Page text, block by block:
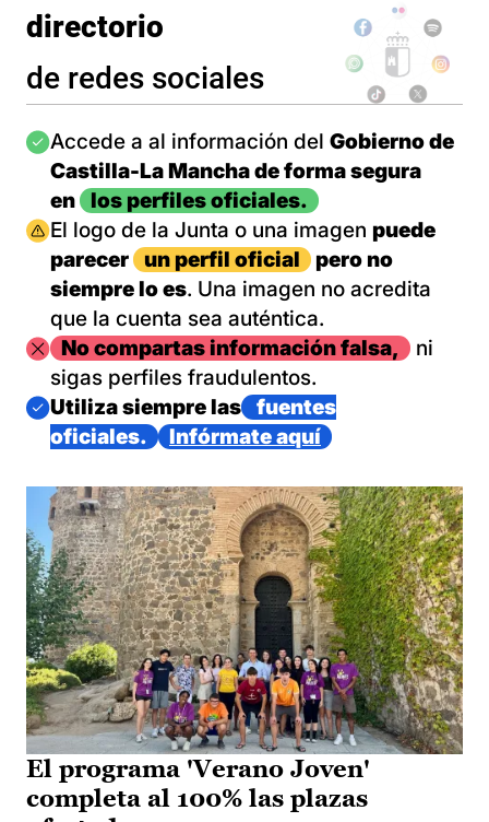
directorio
de redes sociales
Imagen
Accede a al información del Gobierno de
Castilla-La Mancha de forma segura
en
los perfiles oficiales.
Imagen
El logo de la Junta o una imagen puede
parecer
un perfil oficial
pero no
siempre lo es. Una imagen no acredita
que la cuenta sea auténtica.
ImagenNo compartas información falsa,
ni
sigas perfiles fraudulentos.
Imagen
Utiliza siempre las
fuentes
oficiales.
Infórmate aquí
El programa 'Verano Joven'
completa al 100% las plazas